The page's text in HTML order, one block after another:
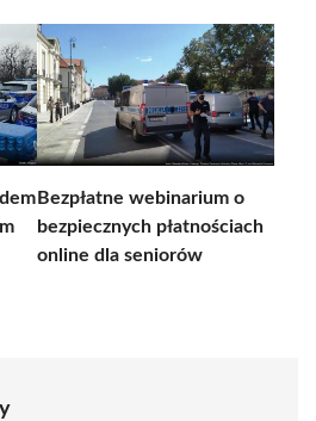
Bezpłatne webinarium o
bezpiecznych płatnościach
online dla seniorów